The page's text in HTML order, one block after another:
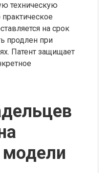
техническую
на срок
продлен при
Патент защищает